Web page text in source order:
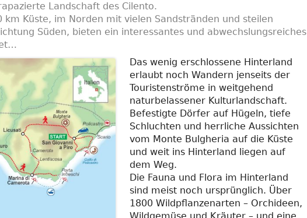
Landschaft des Cilento.
km Küste, im Norden mit vielen Sandstränden und steilen
Süden, bieten ein interessantes und abwechslungsreiches
Das wenig erschlossene Hinterland
erlaubt noch Wandern jenseits der
Touristenströme in weitgehend
naturbelassener Kulturlandschaft.
Befestigte Dörfer auf Hügeln, tiefe
Schluchten und herrliche Aussichten
vom Monte Bulgheria auf die Küste
und weit ins Hinterland liegen auf
dem Weg.
Die Fauna und Flora im Hinterland
sind meist noch ursprünglich. Über
1800 Wildpflanzenarten – Orchideen,